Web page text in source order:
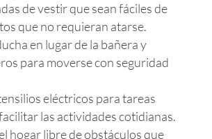
de vestir que sean fáciles de
que no requieran atarse.
en lugar de la bañera y
para moverse con seguridad
eléctricos para tareas
las actividades cotidianas.
hogar libre de obstáculos que